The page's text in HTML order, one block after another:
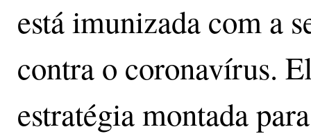
está imunizada com a
contra o coronavírus.
estratégia montada